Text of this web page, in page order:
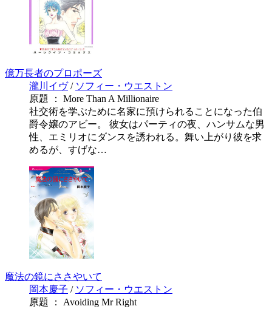
億万長者のプロポーズ
瀧川イヴ/ ソフィー・ウエストン
原題 ： More Than A Millionaire
社交術を学ぶために名家に預けられることになった伯
爵令嬢のアビー。 彼女はパーティの夜、ハンサムな男
性、エミリオにダンスを誘われる。舞い上がり彼を求
めるが、すげな…
魔法の鏡にささやいて
岡本慶子 / ソフィー・ウエストン
原題 ： Avoiding Mr Right